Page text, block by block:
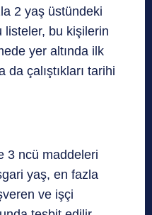
2 yaş üstündeki
listeler, bu kişilerin
yer altında ilk
çalıştıkları tarihi
3 ncü maddeleri
yaş, en fazla
ve işçi